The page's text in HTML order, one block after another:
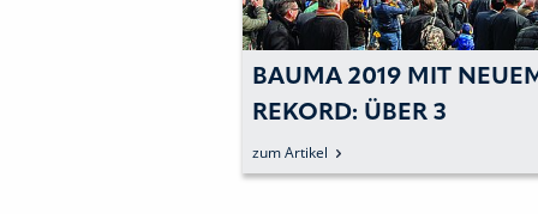
HYDREMA: »ECHTE
UNIVERSALMASCHINE«
FEIERT MESSE-DEBÜT
zum Artikel